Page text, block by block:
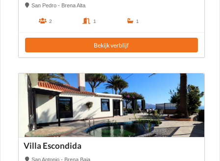
San Pedro - Brena Alta
2 1 1
Bekijk verblijf
Villa Escondida
San Antonio - Brena Baja